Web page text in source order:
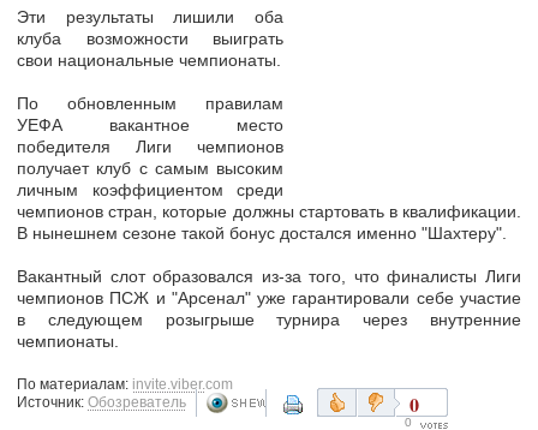
Эти результаты лишили оба
клуба возможности выиграть
свои национальные чемпионаты.
По обновленным правилам
УЕФА вакантное место
победителя Лиги чемпионов
получает клуб с самым высоким
личным коэффициентом среди
чемпионов стран, которые должны стартовать в квалификации.
В нынешнем сезоне такой бонус достался именно "Шахтеру".
Вакантный слот образовался из-за того, что финалисты Лиги
чемпионов ПСЖ и "Арсенал" уже гарантировали себе участие
в следующем розыгрыше турнира через внутренние
чемпионаты.
По материалам: invite.viber.com
Источник: Обозреватель 0
0